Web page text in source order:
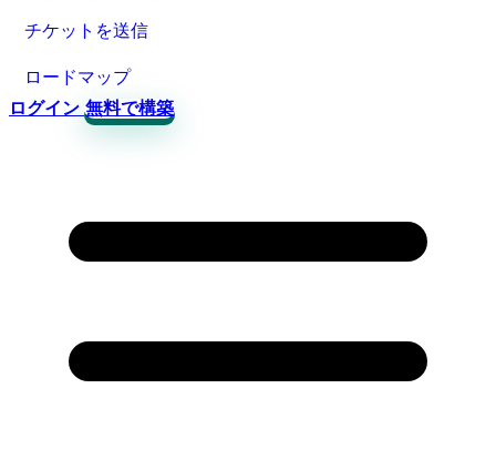
チケットを送信
ロードマップ
ログイン 無料で構築